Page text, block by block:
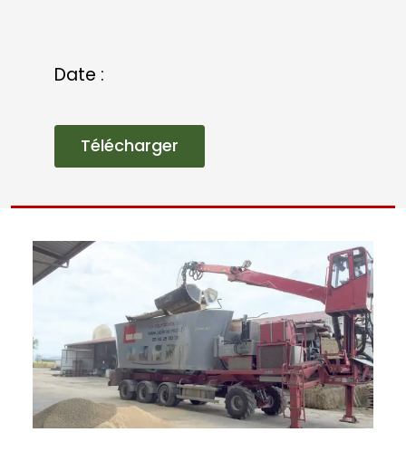
DES COPRODUITS
LOCAUX AU MENU
DES TAURILLONS
Des mélanges complets pour des
taurillons sans maïs ensilage aussi
performants techniquement et
moins coûteux.